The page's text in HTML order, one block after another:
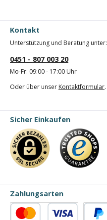
Kontakt
Unterstützung und Beratung unter:
0451 - 807 003 20
Mo-Fr: 09:00 - 17:00 Uhr
Oder über unser Kontaktformular.
Sicher Einkaufen
Zahlungsarten